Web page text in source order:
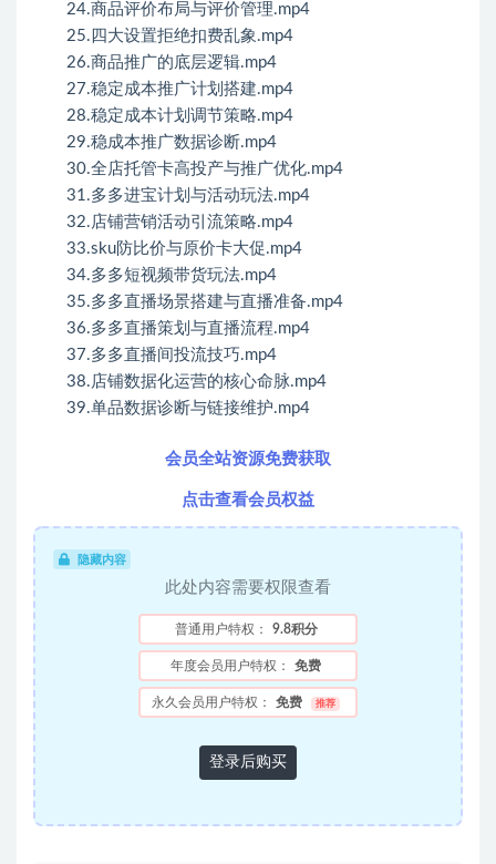
24.商品评价布局与评价管理.mp4
25.四大设置拒绝扣费乱象.mp4
26.商品推广的底层逻辑.mp4
27.稳定成本推广计划搭建.mp4
28.稳定成本计划调节策略.mp4
29.稳成本推广数据诊断.mp4
30.全店托管卡高投产与推广优化.mp4
31.多多进宝计划与活动玩法.mp4
32.店铺营销活动引流策略.mp4
33.sku防比价与原价卡大促.mp4
34.多多短视频带货玩法.mp4
35.多多直播场景搭建与直播准备.mp4
36.多多直播策划与直播流程.mp4
37.多多直播间投流技巧.mp4
38.店铺数据化运营的核心命脉.mp4
39.单品数据诊断与链接维护.mp4
会员全站资源免费获取
点击查看会员权益
隐藏内容
此处内容需要权限查看
普通用户特权： 9.8积分
年度会员用户特权： 免费
永久会员用户特权： 免费 推荐
登录后购买